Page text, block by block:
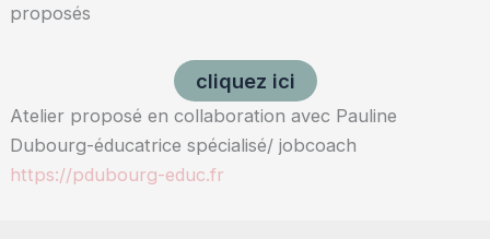
proposés
cliquez ici
Atelier proposé en collaboration avec Pauline
Dubourg-éducatrice spécialisé/ jobcoach
https://pdubourg-educ.fr